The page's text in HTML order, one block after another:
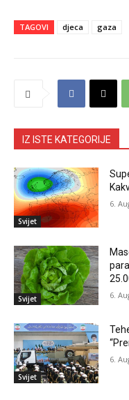
TAGOVI djeca gaza
IZ ISTE KATEGORIJE
Svijet
6.
Svijet 6.
Svijet
6.